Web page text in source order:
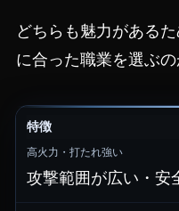
どちらも魅力がある
に合った職業を選ぶの
特徴
高火力・打たれ強い
攻撃範囲が広い・安